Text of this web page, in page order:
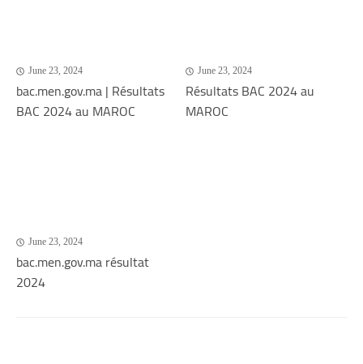
June 23, 2024
bac.men.gov.ma | Résultats
BAC 2024 au MAROC
June 23, 2024
Résultats BAC 2024 au
MAROC
June 23, 2024
bac.men.gov.ma résultat
2024